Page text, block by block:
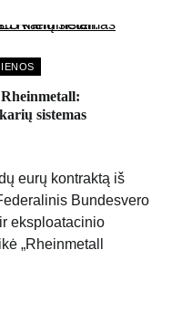
sistemas
eurų kontraktą iš
Bundesvero
eksploatacinio
„Rheinmetall